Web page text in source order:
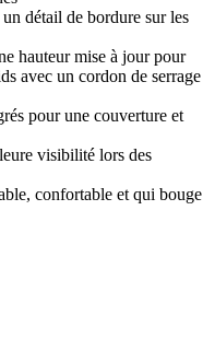
détail de bordure sur les
hauteur mise à jour pour
avec un cordon de serrage
pour une couverture et
visibilité lors des
confortable et qui bouge